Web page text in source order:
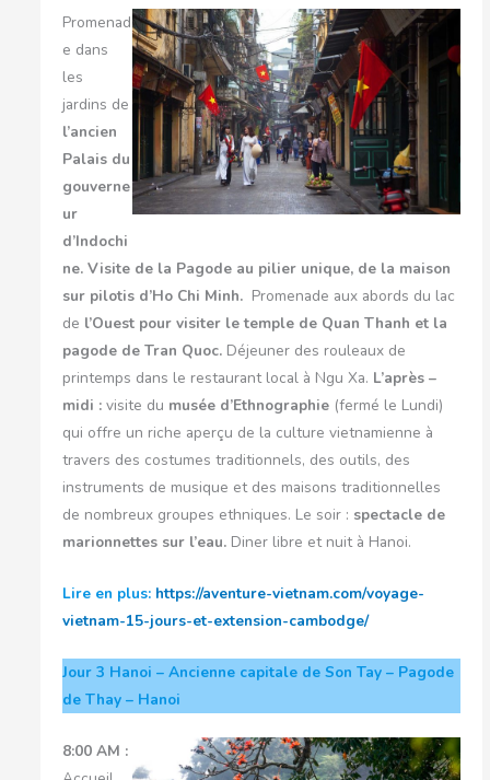
Promenad
e dans
les
jardins de
l’ancien
Palais du
gouverne
ur
d’Indochi
ne. Visite de la Pagode au pilier unique, de la maison
sur pilotis d’Ho Chi Minh. Promenade aux abords du lac
de l’Ouest pour visiter le temple de Quan Thanh et la
pagode de Tran Quoc. Déjeuner des rouleaux de
printemps dans le restaurant local à Ngu Xa. L’après –
midi :visite du musée d’Ethnographie (fermé le Lundi)
qui offre un riche aperçu de la culture vietnamienne à
travers des costumes traditionnels, des outils, des
instruments de musique et des maisons traditionnelles
de nombreux groupes ethniques. Le soir : spectacle de
marionnettes sur l’eau. Diner libre et nuit à Hanoi.
Lire en plus: https://aventure-vietnam.com/voyage-
vietnam-15-jours-et-extension-cambodge/
Jour 3 Hanoi – Ancienne capitale de Son Tay – Pagode
de Thay – Hanoi
8:00 AM :